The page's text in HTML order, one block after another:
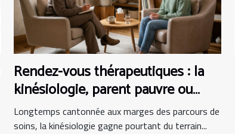
Rendez-vous thérapeutiques : la
kinésiologie, parent pauvre ou
alliée incontournable ?
Longtemps cantonnée aux marges des parcours de
soins, la kinésiologie gagne pourtant du terrain...